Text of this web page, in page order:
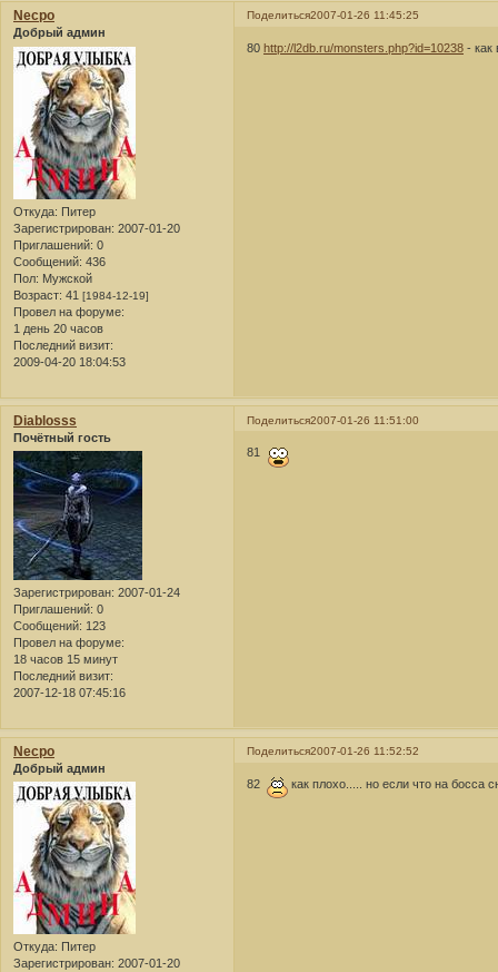
Поделиться2007-01-26 11:45:25
Necpo
Добрый админ
Откуда: Питер
Зарегистрирован: 2007-01-20
Приглашений: 0
Сообщений: 436
Пол: Мужской
Возраст: 41 [1984-12-19]
Провел на форуме:
1 день 20 часов
Последний визит:
2009-04-20 18:04:53
80http://l2db.ru/monsters.php?id=10238 - как
Поделиться2007-01-26 11:51:00
Diablosss
Почётный гость
Зарегистрирован: 2007-01-24
Приглашений: 0
Сообщений: 123
Провел на форуме:
18 часов 15 минут
Последний визит:
2007-12-18 07:45:16
81
Поделиться2007-01-26 11:52:52
Necpo
Добрый админ
Откуда: Питер
Зарегистрирован: 2007-01-20
82 как плохо..... но если что на босса